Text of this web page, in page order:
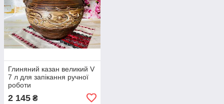
Глиняний казан великий V
7 л для запікання ручної
роботи
2 145 ₴